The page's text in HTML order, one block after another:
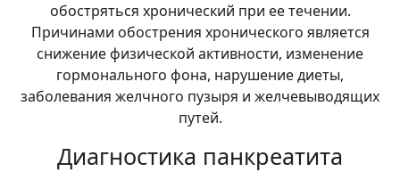
обостряться хронический при ее течении.
Причинами обострения хронического является
снижение физической активности, изменение
гормонального фона, нарушение диеты,
заболевания желчного пузыря и желчевыводящих
путей.
Диагностика панкреатита